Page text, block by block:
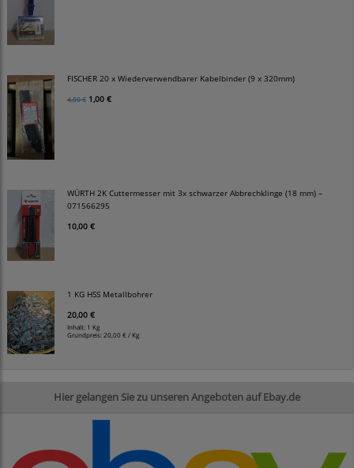
FISCHER 20 x Wiederverwendbarer Kabelbinder (9 x 320mm)
4,00 € 1,00 €
WÜRTH 2K Cuttermesser mit 3x schwarzer Abbrechklinge (18 mm) –
071566295
10,00 €
1 KG HSS Metallbohrer
20,00 €
Inhalt: 1 Kg
Grundpreis: 20,00 € / Kg
Hier gelangen Sie zu unseren Angeboten auf Ebay.de